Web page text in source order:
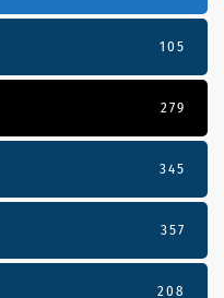
105
279
345
357
208